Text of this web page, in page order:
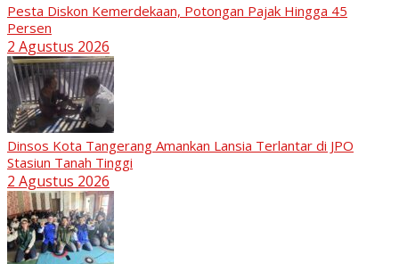
Pesta Diskon Kemerdekaan, Potongan Pajak Hingga 45
Persen
2 Agustus 2026
Dinsos Kota Tangerang Amankan Lansia Terlantar di JPO
Stasiun Tanah Tinggi
2 Agustus 2026